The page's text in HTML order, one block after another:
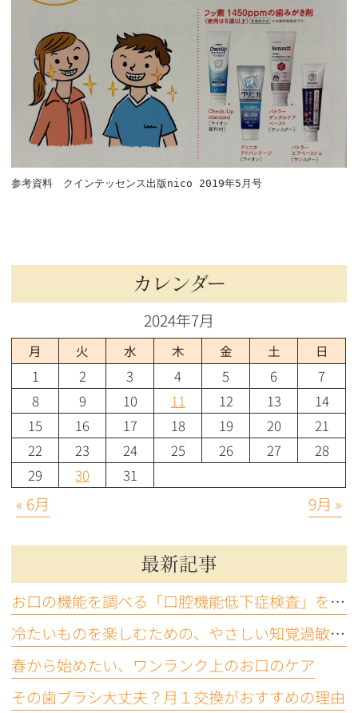
参考資料 クインテッセンス出版nico 2019年5月号
カレンダー
2024年7月
月 火 水 木 金 土 日
1 2 3 4 5 6
7
8
9 10 11 12 13
14
15
16 17 18 19 20
21
22
23 24 25 26 27
28
29
30 31
« 6月 9月 »
最新記事
お口の機能を調べる「口腔機能低下症検査」をご存じですか？
冷たいものを楽しむための、やさしい知覚過敏ケア
春から始めたい、ワンランク上のお口のケア
その歯ブラシ大丈夫？月１交換がおすすめの理由